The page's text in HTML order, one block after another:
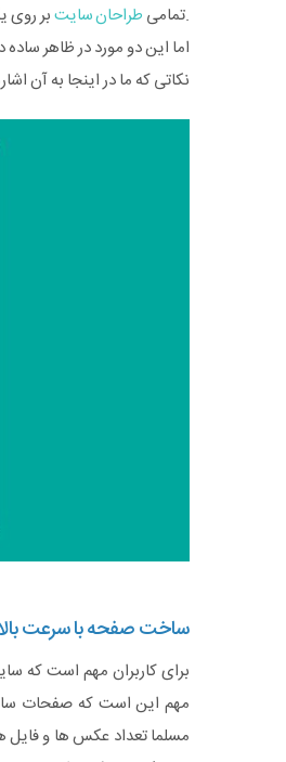
.تمامی طراحان سایتبر روی
اما این دو مورد در ظاهر
نکاتی که ما در اینجا به آن
ساخت صفحه با سرعت
برای کاربران مهم است که
مهم این است که صفحات
مسلما تعداد عکس ها و فایل